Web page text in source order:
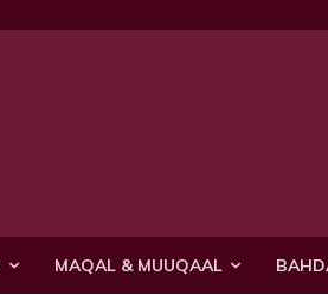
MAQAL & MUUQAAL